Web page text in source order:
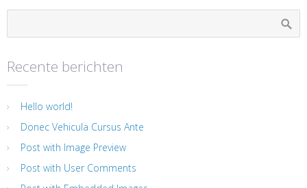
Recente berichten
Hello world!
Donec Vehicula Cursus Ante
Post with Image Preview
Post with User Comments